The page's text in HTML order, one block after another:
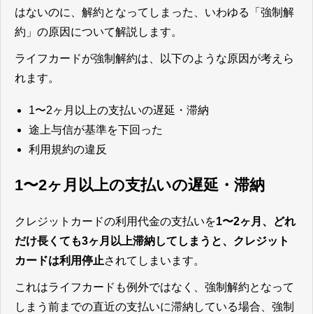
はないのに、解約となってしまった、いわゆる「強制解
約」の原因について解説します。
ライフカードが強制解約は、以下のような原因が考えら
れます。
1〜2ヶ月以上の支払いの遅延・滞納
途上与信が基準を下回った
利用規約の違反
1〜2ヶ月以上の支払いの遅延・滞納
クレジットカードの利用代金の支払いを1〜2ヶ月、どれ
だけ長くても3ヶ月以上滞納してしまうと、クレジット
カードは利用停止されてしまいます。
これはライフカードも例外ではなく、強制解約となって
しまう前までの直近の支払いに滞納している場合、強制